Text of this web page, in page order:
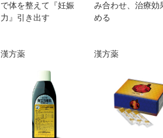
で体を整えて『妊娠
力』引き出す
み合わせ、治療効
める
漢方薬 漢方薬